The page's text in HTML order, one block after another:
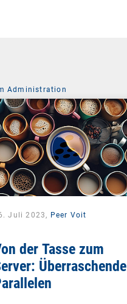
Administration
Juli 2023, Peer Voit
der Tasse zum
Überraschende